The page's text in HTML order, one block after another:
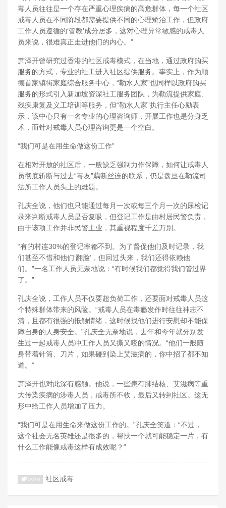
毒人员往往是一个存在严重心理疾病的高危群体，每一个社区
戒毒人员在不同阶段都需要提供不同的心理矫治工作，但政府
工作人员遵循的‘管教’成分居多，这对心理异常敏感的戒毒人
员来说，很难真正走进他们的内心。”
萧泽开曾研究过香港的社区戒毒模式，在当地，通过政府购买
服务的方式，专业的社工进入社区提供服务。事实上，作为顺
德首家镇街家庭综合服务中心，“勒水人家”也同样以政府购买
服务的形式引入新加坡资深社工服务团队，为勒流提供家庭、
残疾康复及义工培训等服务，但“勒水人家”执行主任心励表
示，该中心只有一名专业的心理咨询师，开展工作也是分身乏
术，而针对戒毒人员心理咨询更是一个空白。
“我们可是在用生命做这份工作”
在相对开放的社区后，一般缺乏强制力作保障，如何让戒毒人
员彻底斩断与过去“毒友”藕断丝连的联系，仍是盘亘在勒流司
法所工作人员头上的难题。
孔庆全说，他们也只能通过每月一次或每三个月一次的尿检记
录来判断戒毒人员是否复吸，但登记工作是由村居民警负责，
由于该项工作并非民警主业，其重视程度千差万别。
“有的村连30%的登记率都不到。为了督促他们及时记录，我
们甚至不惜和他们‘翻脸’，但回过头来，我们还得依赖他
们。”一名工作人员无奈地说：“有时候我们都觉得我们管过界
了。”
孔庆全说，工作人员不仅要超负荷工作，还要面对戒毒人员这
个特殊群体带来的风险。“戒毒人员在毒瘾发作时往往神志不
清，且都有很强的抵触情绪，这时候找他们进行安慰却不能保
障自身的人身安全。”孔庆全无奈地说，去年和今年就分别发
生过一起戒毒人员冲工作人员又撕又咬的情况。“他们一般随
身带着针筒、刀片，如果碰到染上艾滋病的，你中招了都不知
道。”
萧泽开也对此深有感触。他说，一些患有肺结核、艾滋病等重
大传染疾病的涉毒人员，戒毒所不收，最后又转到社区。这无
形中给工作人员增加了压力。
“我们可是在用生命来做这份工作的。”孔庆全笑道：“不过，
这个社会无名英雄还是很多的，帮扶一个就可能稳定一片，有
什么工作能像戒毒这样有成效呢？”
TAGS 社区戒毒